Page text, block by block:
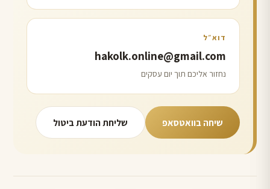
דוא״ל
hakolk.online@gmail.com
נחזור אליכם תוך יום עסקים
שיחה בוואטסאפ שליחת הודעת ביטול